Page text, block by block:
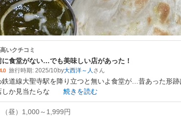
いクチコミ
に食堂がない…でも美味しい店があった！
旅行時期: 2025/10by大西洋～人
鉄道線大聖寺駅を降り立つと無いよ食堂が…昔あった形
しか見当たらな
続きを読む
（昼）1,000～1,999円